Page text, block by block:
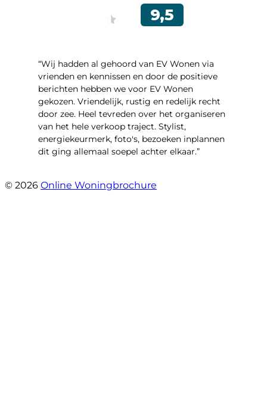
“Wij hadden al gehoord van EV Wonen via
vrienden en kennissen en door de positieve
berichten hebben we voor EV Wonen
gekozen. Vriendelijk, rustig en redelijk recht
door zee. Heel tevreden over het organiseren
van het hele verkoop traject. Stylist,
energiekeurmerk, foto's, bezoeken inplannen
dit ging allemaal soepel achter elkaar.”
© 2026 Online Woningbrochure